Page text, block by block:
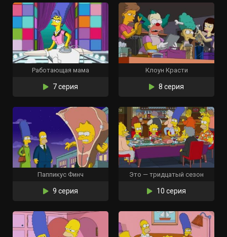
Работающая мама
7 серия
Клоун Красти
8 серия
Паппикус Финч
9 серия
Это — тридцатый сезон
10 серия